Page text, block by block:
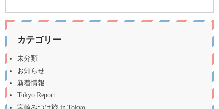
カテゴリー
未分類
お知らせ
新着情報
Tokyo Report
宮崎みつけ旅 in Tokyo